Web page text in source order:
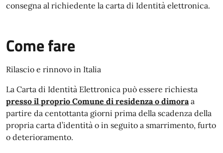
consegna al richiedente la carta di Identità elettronica.
Come fare
Rilascio e rinnovo in Italia
La Carta di Identità Elettronica può essere richiesta
presso il proprio Comune di residenza o dimoraa
partire da centottanta giorni prima della scadenza della
propria carta d’identità o in seguito a smarrimento, furto
o deterioramento.